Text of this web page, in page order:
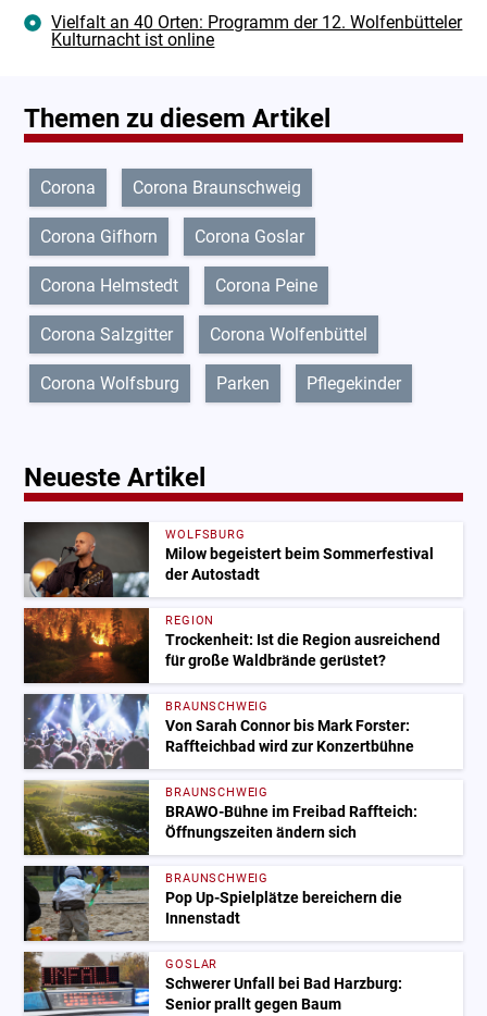
Vielfalt an 40 Orten: Programm der 12. Wolfenbütteler
Kulturnacht ist online
Themen zu diesem Artikel
Corona Corona Braunschweig
Corona Gifhorn Corona Goslar
Corona Helmstedt Corona Peine
Corona Salzgitter Corona Wolfenbüttel
Corona Wolfsburg Parken Pflegekinder
Neueste Artikel
WOLFSBURG
Milow begeistert beim Sommerfestival
der Autostadt
REGION
Trockenheit: Ist die Region ausreichend
für große Waldbrände gerüstet?
BRAUNSCHWEIG
Von Sarah Connor bis Mark Forster:
Raffteichbad wird zur Konzertbühne
BRAUNSCHWEIG
BRAWO-Bühne im Freibad Raffteich:
Öffnungszeiten ändern sich
BRAUNSCHWEIG
Pop Up-Spielplätze bereichern die
Innenstadt
GOSLAR
Schwerer Unfall bei Bad Harzburg:
Senior prallt gegen Baum